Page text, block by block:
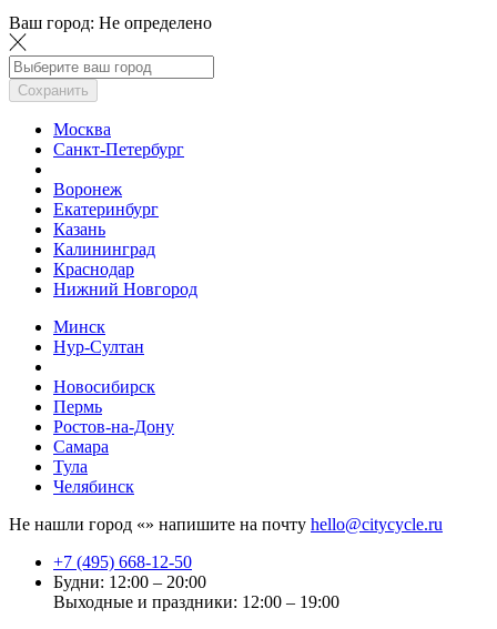
Ваш город: Не определено
Сохранить
Москва
Санкт-Петербург
Воронеж
Екатеринбург
Казань
Калининград
Краснодар
Нижний Новгород
Минск
Нур-Султан
Новосибирск
Пермь
Ростов-на-Дону
Самара
Тула
Челябинск
Не нашли город «» напишите на почту hello@citycycle.ru
+7 (495) 668-12-50
Будни: 12:00 – 20:00
Выходные и праздники: 12:00 – 19:00